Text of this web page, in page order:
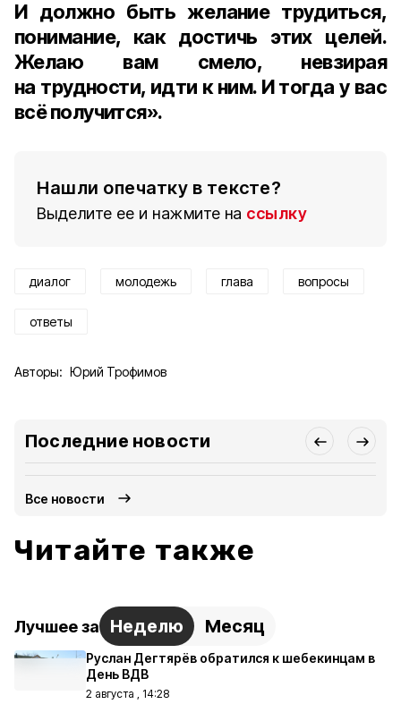
И должно быть желание трудиться,
понимание, как достичь этих целей.
Желаю вам смело, невзирая
на трудности, идти к ним. И тогда у вас
всё получится».
Нашли опечатку в тексте?
Выделите ее и нажмите на ссылку
диалог молодежь глава вопросы
ответы
Авторы: Юрий Трофимов
Последние новости
Все новости
Читайте также
Лучшее за Неделю Месяц
Руслан Дегтярёв обратился к шебекинцам в
День ВДВ
2 августа , 14:28